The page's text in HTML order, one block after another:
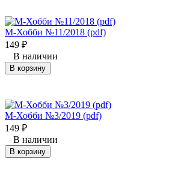
М-Хобби №11/2018 (pdf)
149 ₽
В наличии
В корзину
М-Хобби №3/2019 (pdf)
149 ₽
В наличии
В корзину